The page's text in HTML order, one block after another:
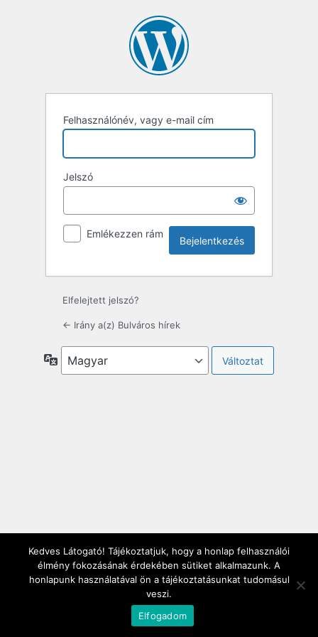
Felhasználónév, vagy e-mail cím
Jelszó
Emlékezzen rám
Elfelejtett jelszó?
← Irány a(z) Bulváros hírek
Nyelv
Kedves Látogató! Tájékoztatjuk, hogy a honlap felhasználói
élmény fokozásának érdekében sütiket alkalmazunk. A
honlapunk használatával ön a tájékoztatásunkat tudomásul
veszi.
Elfogadom